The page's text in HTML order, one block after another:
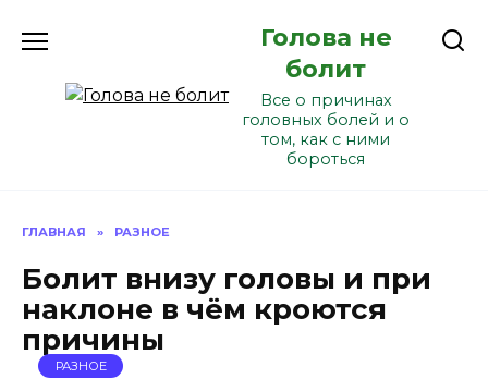
Голова не
болит
Все о причинах
головных болей и о
том, как с ними
бороться
ГЛАВНАЯ » РАЗНОЕ
Болит внизу головы и при
наклоне в чём кроются
причины
РАЗНОЕ